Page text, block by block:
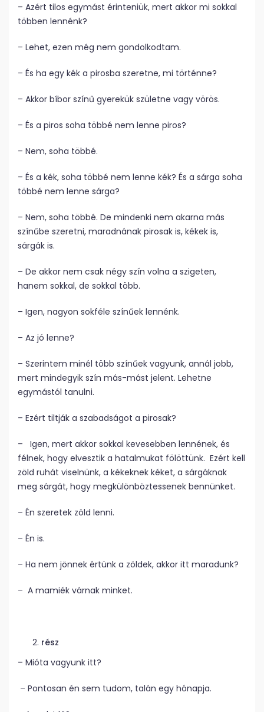
– Azért tilos egymást érinteniük, mert akkor mi sokkal
többen lennénk?
– Lehet, ezen még nem gondolkodtam.
– És ha egy kék a pirosba szeretne, mi történne?
– Akkor bíbor színű gyerekük születne vagy vörös.
– És a piros soha többé nem lenne piros?
– Nem, soha többé.
– És a kék, soha többé nem lenne kék? És a sárga soha
többé nem lenne sárga?
– Nem, soha többé. De mindenki nem akarna más
színűbe szeretni, maradnának pirosak is, kékek is,
sárgák is.
– De akkor nem csak négy szín volna a szigeten,
hanem sokkal, de sokkal több.
– Igen, nagyon sokféle színűek lennénk.
– Az jó lenne?
– Szerintem minél több színűek vagyunk, annál jobb,
mert mindegyik szín más-mást jelent. Lehetne
egymástól tanulni.
– Ezért tiltják a szabadságot a pirosak?
– Igen, mert akkor sokkal kevesebben lennének, és
félnek, hogy elvesztik a hatalmukat fölöttünk. Ezért kell
zöld ruhát viselnünk, a kékeknek kéket, a sárgáknak
meg sárgát, hogy megkülönböztessenek bennünket.
– Én szeretek zöld lenni.
– Én is.
– Ha nem jönnek értünk a zöldek, akkor itt maradunk?
– A mamiék várnak minket.
rész
– Mióta vagyunk itt?
– Pontosan én sem tudom, talán egy hónapja.